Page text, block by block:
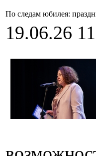
По следам юбилея:
19.06.26